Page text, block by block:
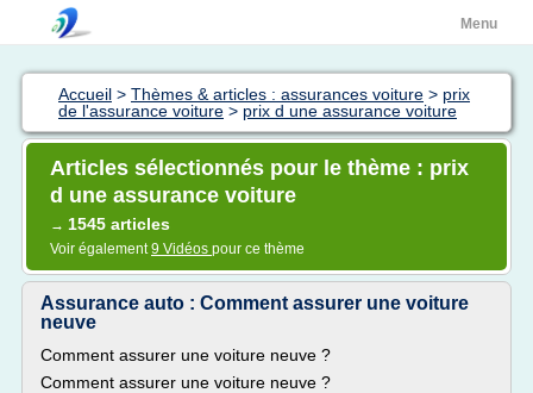
Menu
Accueil > Thèmes & articles : assurances voiture > prix
de l'assurance voiture > prix d une assurance voiture
Articles sélectionnés pour le thème : prix
d une assurance voiture
→ 1545 articles
Voir également9 Vidéos pour ce thème
Assurance auto : Comment assurer une voiture
neuve
Comment assurer une voiture neuve ?
Comment assurer une voiture neuve ?